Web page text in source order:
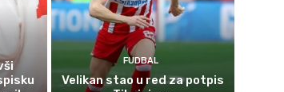
FUDBAL
Velikan stao u red za potpis